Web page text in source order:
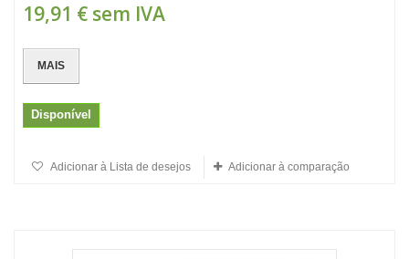
19,91 € sem IVA
MAIS
Disponível
Adicionar à Lista de desejos Adicionar à comparação